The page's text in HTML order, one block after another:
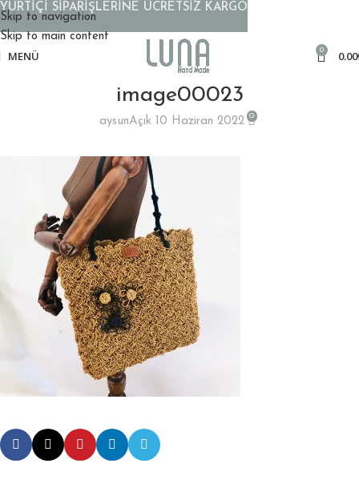
Skip to navigation
Skip to main content
MENÜ 0 0.00
image00023
aysunAçık 10 Haziran 2022 0
YURTİÇİ SİPARİŞLERİNE ÜCRETSİZ KARGO